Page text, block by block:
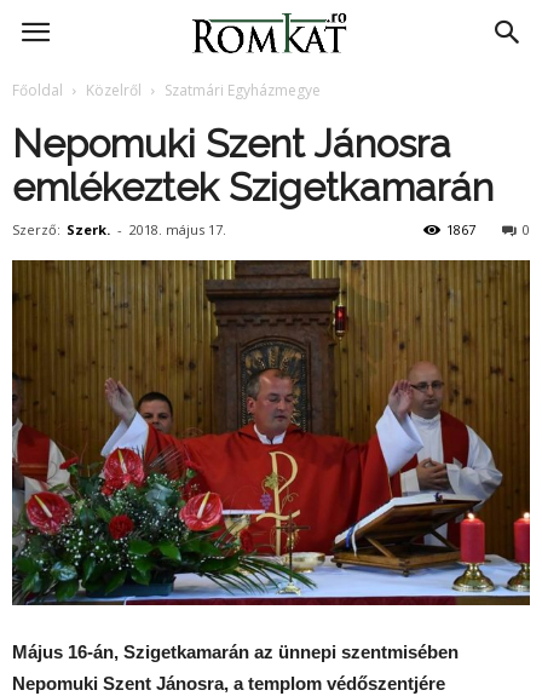
RomKat.ro
Főoldal Közelről Szatmári Egyházmegye
Nepomuki Szent Jánosra
emlékeztek Szigetkamarán
Szerző: Szerk. - 2018. május 17. 0
1867
Május 16-án, Szigetkamarán az ünnepi szentmisében
Nepomuki Szent Jánosra, a templom védőszentjére